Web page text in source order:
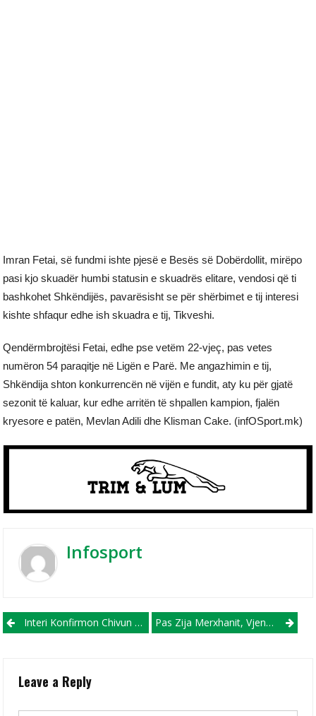
Imran Fetai, së fundmi ishte pjesë e Besës së Dobërdollit, mirëpo
pasi kjo skuadër humbi statusin e skuadrës elitare, vendosi që ti
bashkohet Shkëndijës, pavarësisht se për shërbimet e tij interesi
kishte shfaqur edhe ish skuadra e tij, Tikveshi.
Qendërmbrojtësi Fetai, edhe pse vetëm 22-vjeç, pas vetes
numëron 54 paraqitje në Ligën e Parë. Me angazhimin e tij,
Shkëndija shton konkurrencën në vijën e fundit, aty ku për gjatë
sezonit të kaluar, kur edhe arritën të shpallen kampion, fjalën
kryesore e patën, Mevlan Adili dhe Klisman Cake. (infOSport.mk)
Infosport
Post navigation
Interi Konfirmon Chivun Si Trajner! Nder Dhe Krenari Të Kthehem Për Të Përfaqësuar Këto Ngjyra Pas Zija Merxhanit, Vjen Edhe Një Tjetër Largim Nga Shkëndija!
Leave a Reply